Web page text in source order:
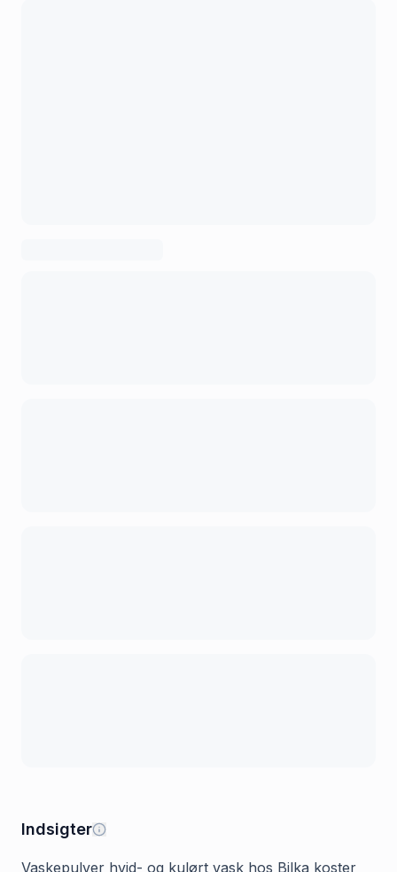
Indsigter
Vaskepulver hvid- og kulørt vask hos Bilka koster